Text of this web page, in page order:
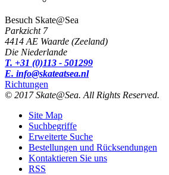
Besuch Skate@Sea
Parkzicht 7
4414 AE Waarde (Zeeland)
Die Niederlande
T. +31 (0)113 - 501299
E. info@skateatsea.nl
Richtungen
© 2017 Skate@Sea. All Rights Reserved.
Site Map
Suchbegriffe
Erweiterte Suche
Bestellungen und Rücksendungen
Kontaktieren Sie uns
RSS